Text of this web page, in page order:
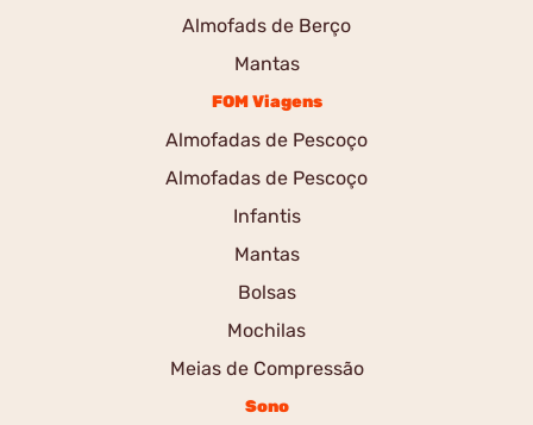
Almofads de Berço
Mantas
FOM Viagens
Almofadas de Pescoço
Almofadas de Pescoço
Infantis
Mantas
Bolsas
Mochilas
Meias de Compressão
Sono